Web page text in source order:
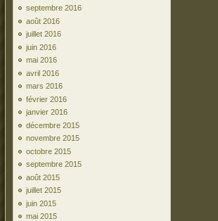
septembre 2016
août 2016
juillet 2016
juin 2016
mai 2016
avril 2016
mars 2016
février 2016
janvier 2016
décembre 2015
novembre 2015
octobre 2015
septembre 2015
août 2015
juillet 2015
juin 2015
mai 2015